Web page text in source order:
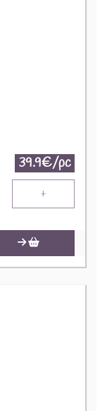
39.9€/pc
+